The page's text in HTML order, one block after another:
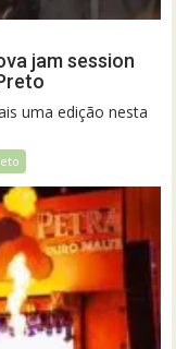
jam session
uma edição nesta